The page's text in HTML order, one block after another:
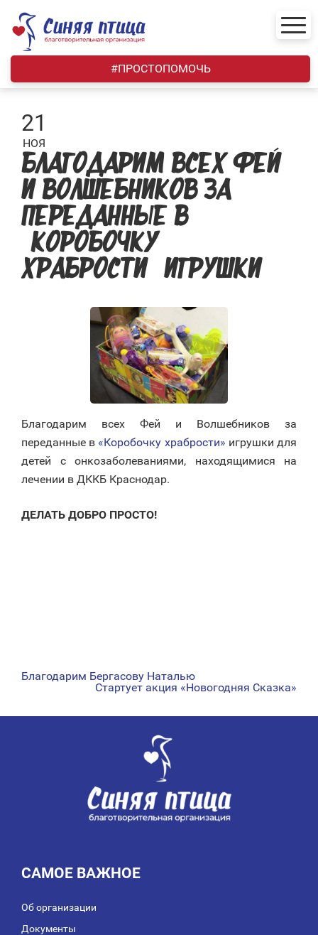
content
#ПРОСТОПОМОЧЬ
21
НОЯ
БЛАГОДАРИМ ВСЕХ ФЕЙ
И ВОЛШЕБНИКОВ ЗА
ПЕРЕДАННЫЕ В
«КОРОБОЧКУ
ХРАБРОСТИ» ИГРУШКИ
Благодарим всех Фей и Волшебников за
переданные в «Коробочку храбрости» игрушки для
детей с онкозаболеваниями, находящимися на
лечении в ДККБ Краснодар.
ДЕЛАТЬ ДОБРО ПРОСТО!
НАВИГАЦИЯ
Благодарим Бергасову Наталью
Стартует акция «Новогодняя Сказка»
САМОЕ ВАЖНОЕ
Об организации
Документы